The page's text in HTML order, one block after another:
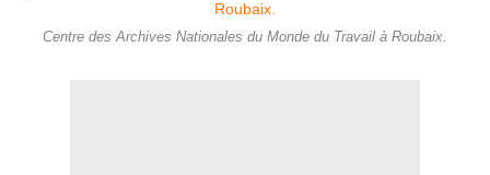
Centre des Archives Nationales du Monde du Travail à Roubaix.